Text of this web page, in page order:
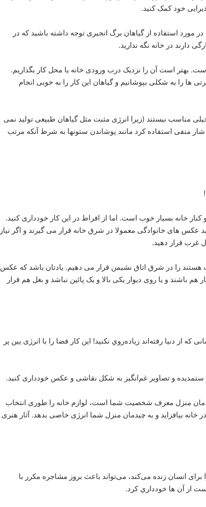
خود کمک کنید.
مورد استفاده از گیاهان برگ انجیری توجه داشته باشید که در
دارند در خانه نگه ندارید.
بهتر است آن را نزدیک درب ورودی خانه یا محل کار بگذاریم.
ها را به شکلی بپوشانیم و گیاهان این کار را به خوبی انجام
مناسب نیستند (زیرا انرژی مثبت مثل گیاهان طبیعی تولید نمی
منفی استفاده کرد مانند پوشاندن ستونها به شرط آنکه مرتب
خانه بسیار خوب است. اما از افراط در این کار خودداری کنید.
های خانوادگی معمولا در شرق خانه قرار می گیرند و اگر نیاز
غرب قرار دهید.
هستند را در شرق اتاق نشیمن قرار می دهیم. یادتان باشد که عکس
هم باشند و یا روی دیوار یکی بالا و یک پائین نباشد و بغل هم قرار
از دنیا رفته‌اند زياده‌روي نکنید! این کار فضا را با انرژی یین پر
و ستمدیده و تصاویر غم‌انگیز به شکل نقاشی و عکس خودداری کنید.
منزل معرف شخصیت شما است، لوازم خانه را طوری انتخاب
در خانه بیافزاید و به چیدمان منزل شما انرژی خاصی بدهد. آثار هنری
انسان زنده می‌کند، می‌تواند باعث بروز مشاجره مکرر با
از آن ها خودداري كرد.